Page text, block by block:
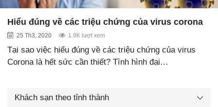
Hiểu đúng về các triệu chứng của virus corona
25 Th3, 2020 1.9K lượt xem
Tại sao việc hiểu đúng về các triệu chứng của virus
Corona là hết sức cần thiết? Tình hình đại…
Khách sạn theo tỉnh thành